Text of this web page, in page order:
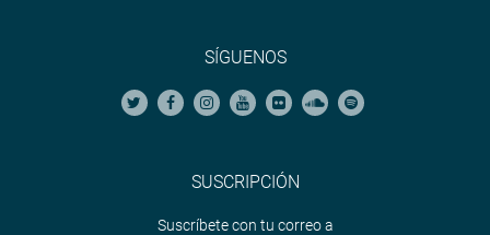
SÍGUENOS
SUSCRIPCIÓN
Suscríbete con tu correo a